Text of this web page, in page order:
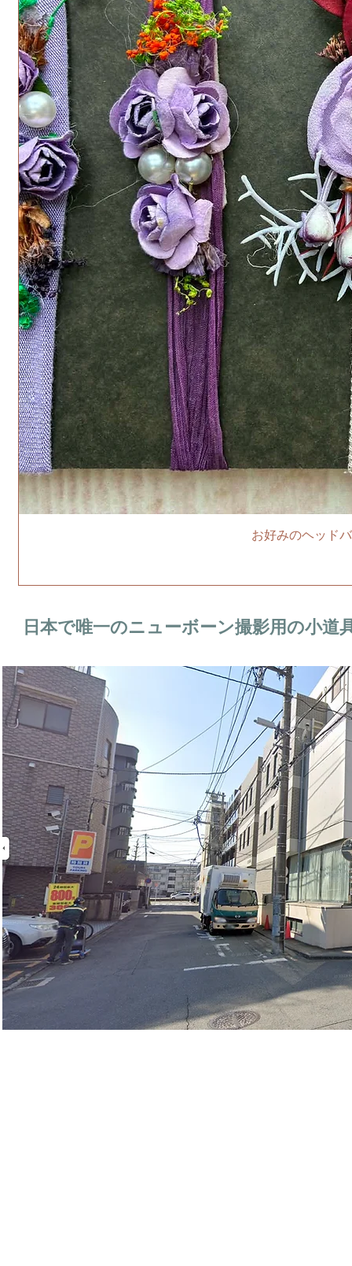
お好みのヘッド
日本で唯一のニューボーン撮影用の小道